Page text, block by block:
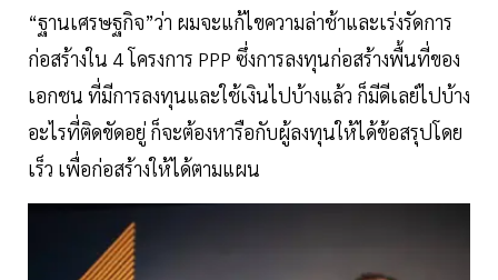
“ฐานเศรษฐกิจ”ว่า ผมจะแก้ไขความล่าช้าและเร่งรัดการ
ก่อสร้างใน 4 โครงการ PPP ซึ่งการลงทุนก่อสร้างพื้นที่ของ
เอกชน ที่มีการลงทุนและใช้เงินไปบ้างแล้ว ก็มีดีเลย์ไปบ้าง
อะไรที่ติดขัดอยู่ ก็จะต้องหารือกับผู้ลงทุนให้ได้ข้อสรุปโดย
เร็ว เพื่อก่อสร้างให้ได้ตามแผน